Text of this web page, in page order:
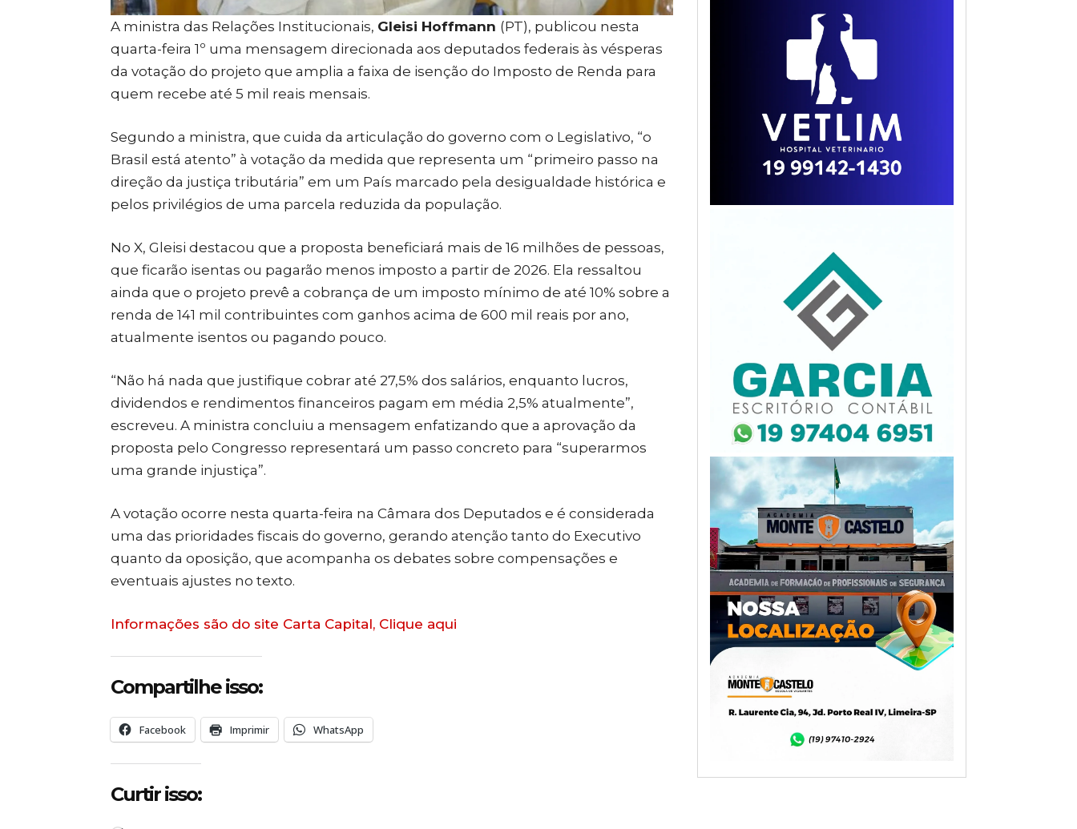
A ministra das Relações Institucionais, Gleisi Hoffmann (PT), publicou nesta
quarta-feira 1º uma mensagem direcionada aos deputados federais às vésperas
da votação do projeto que amplia a faixa de isenção do Imposto de Renda para
quem recebe até 5 mil reais mensais.
Segundo a ministra, que cuida da articulação do governo com o Legislativo, “o
Brasil está atento” à votação da medida que representa um “primeiro passo na
direção da justiça tributária” em um País marcado pela desigualdade histórica e
pelos privilégios de uma parcela reduzida da população.
No X, Gleisi destacou que a proposta beneficiará mais de 16 milhões de pessoas,
que ficarão isentas ou pagarão menos imposto a partir de 2026. Ela ressaltou
ainda que o projeto prevê a cobrança de um imposto mínimo de até 10% sobre a
renda de 141 mil contribuintes com ganhos acima de 600 mil reais por ano,
atualmente isentos ou pagando pouco.
“Não há nada que justifique cobrar até 27,5% dos salários, enquanto lucros,
dividendos e rendimentos financeiros pagam em média 2,5% atualmente”,
escreveu. A ministra concluiu a mensagem enfatizando que a aprovação da
proposta pelo Congresso representará um passo concreto para “superarmos
uma grande injustiça”.
A votação ocorre nesta quarta-feira na Câmara dos Deputados e é considerada
uma das prioridades fiscais do governo, gerando atenção tanto do Executivo
quanto da oposição, que acompanha os debates sobre compensações e
eventuais ajustes no texto.
Informações são do site Carta Capital, Clique aqui
Compartilhe isso:
Facebook Imprimir WhatsApp
Curtir isso: